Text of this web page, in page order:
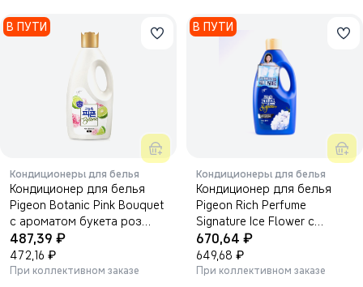
В ПУТИ
Кондиционеры для белья
Кондиционер для белья
Pigeon Botanic Pink Bouquet
с ароматом букета роз
2000 мл.
487,39 ₽
472,16 ₽
При коллективном заказе
В ПУТИ
Кондиционеры для белья
Кондиционер для белья
Pigeon Rich Perfume
Signature Ice Flower с
ароматом цветов и цитруса
2000 мл.
670,64 ₽
649,68 ₽
При коллективном заказе